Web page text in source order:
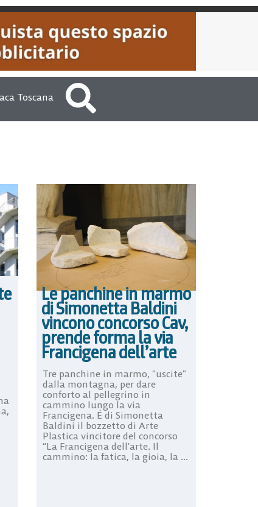
Toscana
Le panchine in marmo
di Simonetta Baldini
vincono concorso Cav,
prende forma la via
Francigena dell’arte
Tre panchine in marmo, “uscite”
dalla montagna, per dare
conforto al pellegrino in
cammino lungo la via
Francigena. É di Simonetta
Baldini il bozzetto di Arte
Plastica vincitore del concorso
“La Francigena dell’arte. Il
cammino: la fatica, la gioia, la ...